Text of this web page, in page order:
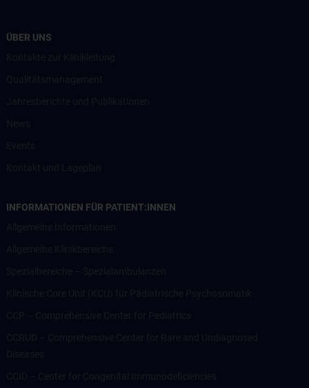
ÜBER UNS
INFORMATIONEN FÜR PATIENT:INNEN